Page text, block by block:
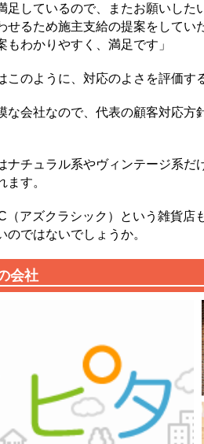
足しているので、またお願いした
せるため施主支給の提案をして
もわかりやすく、満足です」
このように、対応のよさを評価す
な会社なので、代表の顧客対応
ナチュラル系やヴィンテージ系
ます。
（アズクラシック）という雑貨店
のではないでしょうか。
会社